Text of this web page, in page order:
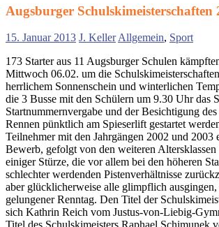
Augsburger Schulskimeisterschaften
15. Januar 2013 J. KellerAllgemein, Sport
173 Starter aus 11 Augsburger Schulen
Mittwoch 06.02. um die
herrlichem Sonnenschein und winterlichen
die 3 Busse mit den Schülern um 9.30 Uhr das
Startnummernvergabe und der Besichtigung
Rennen pünktlich am Spieserlift gestartet
Teilnehmer mit den Jahrgängen 2002 und 2003
Bewerb, gefolgt von den weiteren Altersklassen
einiger Stürze, die vor allem bei den höheren
schlechter werdenden Pistenverhältnisse
aber glücklicherweise alle glimpflich ausgingen,
gelungener Renntag. Den Titel der
sich Kathrin Reich vom Justus-von-Liebig-